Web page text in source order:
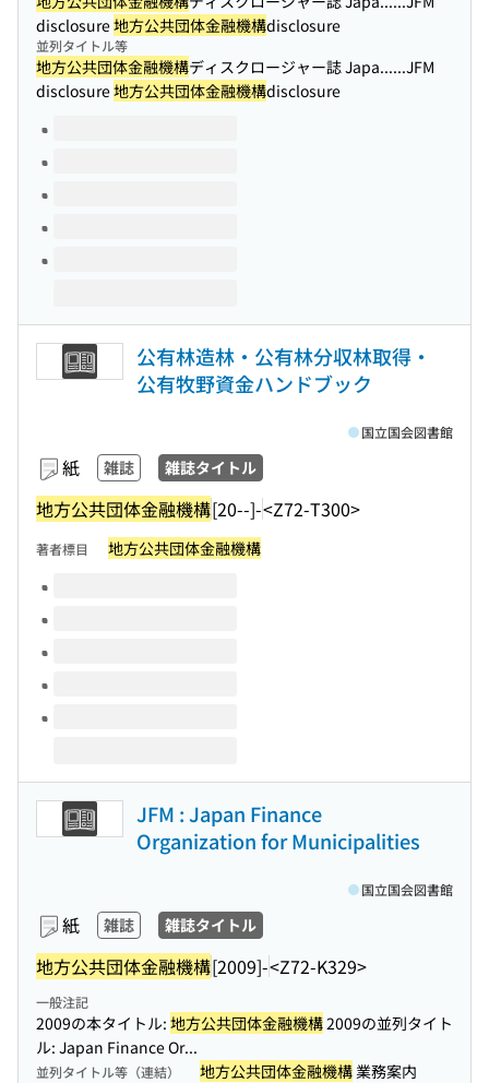
disclosure地方公共団体金融機構disclosure
並列タイトル等
地方公共団体金融機構ディスクロージャー誌 Japa......JFM
disclosure地方公共団体金融機構disclosure
このタイトルの巻号
公有林造林・公有林分収林取得・
公有牧野資金ハンドブック
紙 雑誌 雑誌タイトル
地方公共団体金融機構[20--]-<Z72-T300>
国立国会図書館
著者標目 地方公共団体金融機構
このタイトルの巻号
JFM : Japan Finance
Organization for Municipalities
紙 雑誌 雑誌タイトル
地方公共団体金融機構[2009]-<Z72-K329>
国立国会図書館
一般注記
2009の本タイトル: 地方公共団体金融機構2009の並列タイト
ル: Japan Finance Or...
並列タイトル等（連結） 地方公共団体金融機構 業務案内